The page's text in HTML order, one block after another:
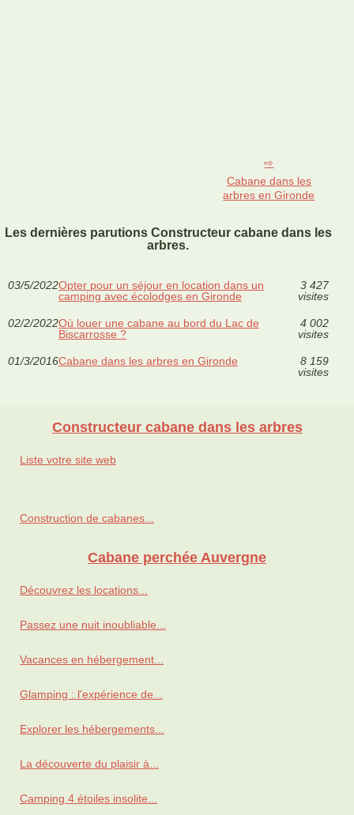
Cabane dans les
arbres en Gironde
Les dernières parutions Constructeur cabane dans les
arbres.
03/5/2022Opter pour un séjour en location dans un
camping avec écolodges en Gironde
3 427
visites
02/2/2022Où louer une cabane au bord du Lac de
Biscarrosse ?
4 002
visites
01/3/2016Cabane dans les arbres en Gironde
8 159
visites
Constructeur cabane dans les arbres
Liste votre site web
Construction de cabanes...
Cabane perchée Auvergne
Découvrez les locations...
Passez une nuit inoubliable...
Vacances en hébergement...
Glamping : l'expérience de...
Explorer les hébergements...
La découverte du plaisir à...
Camping 4 étoiles insolite...